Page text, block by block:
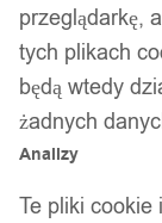
przeglądarkę,
tych plikach
będą wtedy
żadnych
Analizy
Te pliki cookie